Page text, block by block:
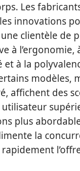
Les
innovations
clientèle de
à l’ergonomie,
et à la
modèles,
affichent des
plus
la